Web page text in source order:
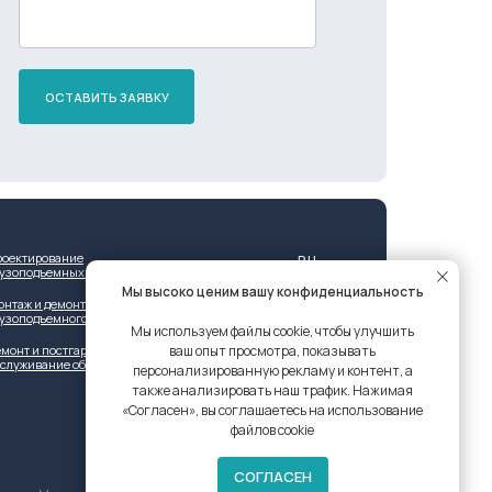
ОСТАВИТЬ ЗАЯВКУ
решений
и демонтаж
оборудования
RU
и постгарантийное
оборудования
Мы высоко ценим вашу конфиденциальность
Мы используем файлы cookie, чтобы улучшить
ваш опыт просмотра, показывать
персонализированную рекламу и контент, а
также анализировать наш трафик. Нажимая
«Согласен», вы соглашаетесь на использование
файлов cookie
СОГЛАСЕН